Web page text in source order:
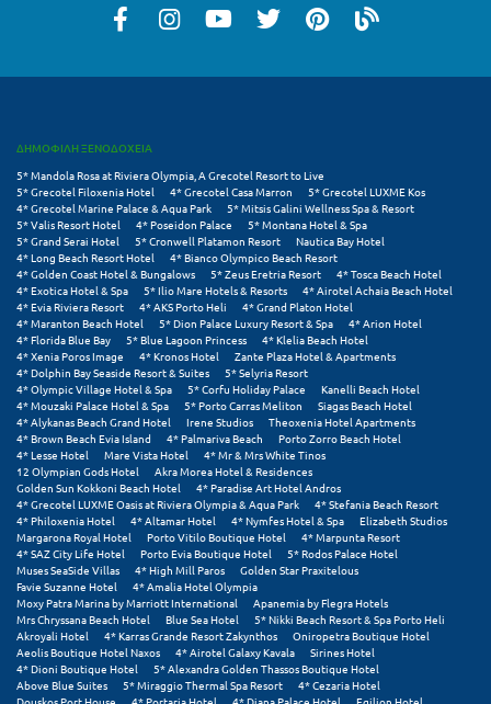
Τρίκαλα
Τρίκαλα Κορινθίας
Τρίπολη
Τυρός
Υ
Ύδρα
Φ
Φιλιατρά Μεσσηνίας
Φλώρινα
Φοινικούντα
Χ
Χαλκίδα
ΔΗΜΟΦΙΛΗ ΞΕΝΟΔΟΧΕΙΑ
5* Mandola Rosa at Riviera Olympia, A Grecotel Resort to Live
5* Grecotel Filoxenia Hotel
4* Grecotel Casa Marron
5* Grecotel LUXME Kos
4* Grecotel Marine Palace & Aqua Park
5* Mitsis Galini Wellness Spa & Resort
5* Valis Resort Hotel
4* Poseidon Palace
5* Montana Hotel & Spa
5* Grand Serai Hotel
5* Cronwell Platamon Resort
Nautica Bay Hotel
4* Long Beach Resort Hotel
4* Bianco Olympico Beach Resort
4* Golden Coast Hotel & Bungalows
5* Zeus Eretria Resort
4* Tosca Beach Hotel
4* Exotica Hotel & Spa
5* Ilio Mare Hotels & Resorts
4* Airotel Achaia Beach Hotel
4* Evia Riviera Resort
4* AKS Porto Heli
4* Grand Platon Hotel
4* Maranton Beach Hotel
5* Dion Palace Luxury Resort & Spa
4* Arion Hotel
4* Florida Blue Bay
5* Blue Lagoon Princess
4* Klelia Beach Hotel
4* Xenia Poros Image
4* Kronos Hotel
Zante Plaza Hotel & Apartments
4* Dolphin Bay Seaside Resort & Suites
5* Selyria Resort
4* Olympic Village Hotel & Spa
5* Corfu Holiday Palace
Kanelli Beach Hotel
4* Mouzaki Palace Hotel & Spa
5* Porto Carras Meliton
Siagas Beach Hotel
4* Alykanas Beach Grand Hotel
Irene Studios
Theoxenia Hotel Apartments
4* Brown Beach Evia Island
4* Palmariva Beach
Porto Zorro Beach Hotel
4* Lesse Hotel
Mare Vista Hotel
4* Mr & Mrs White Tinos
12 Olympian Gods Hotel
Akra Morea Hotel & Residences
Golden Sun Kokkoni Beach Hotel
4* Paradise Art Hotel Andros
4* Grecotel LUXME Oasis at Riviera Olympia & Aqua Park
4* Stefania Beach Resort
4* Philoxenia Hotel
4* Altamar Hotel 4* Nymfes Hotel & Spa
Elizabeth Studios
Margarona Royal Hotel
Porto Vitilo Boutique Hotel
4* Marpunta Resort
4* SAZ City Life Hotel
Porto Evia Boutique Hotel
5* Rodos Palace Hotel
Muses SeaSide Villas
4* High Mill Paros
Golden Star Praxitelous
Favie Suzanne Hotel
4* Amalia Hotel Olympia
Moxy Patra Marina by Marriott International
Apanemia by Flegra Hotels
Mrs Chryssana Beach Hotel
Blue Sea Hotel
5* Nikki Beach Resort & Spa Porto Heli
Akroyali Hotel
4* Karras Grande Resort Zakynthos
Oniropetra Boutique Hotel
Aeolis Boutique Hotel Naxos
4* Airotel Galaxy Kavala
Sirines Hotel
4* Dioni Boutique Hotel
5* Alexandra Golden Thassos Boutique Hotel
Above Blue Suites
5* Miraggio Thermal Spa Resort
4* Cezaria Hotel